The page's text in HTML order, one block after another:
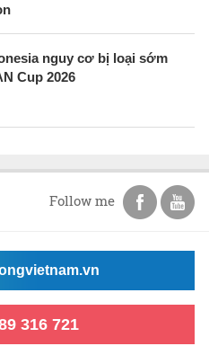
nguy cơ bị loại sớm
Cup 2026
Follow me
316 721